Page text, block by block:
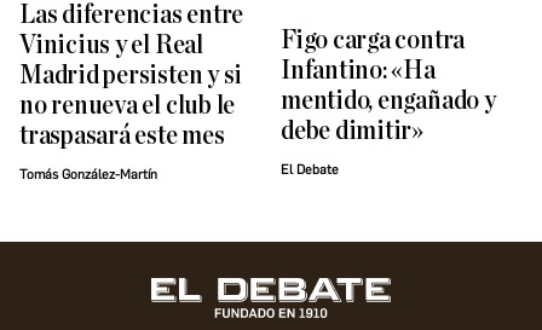
Las diferencias entre
Vinicius y el Real
Madrid persisten y si
no renueva el club le
traspasará este mes
Tomás González-Martín
Figo carga contra
Infantino: «Ha
mentido, engañado y
debe dimitir»
El Debate